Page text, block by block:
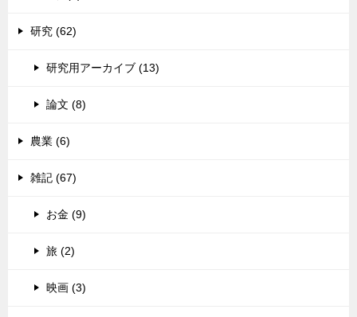
研究 (62)
研究用アーカイブ (13)
論文 (8)
農業 (6)
雑記 (67)
お金 (9)
旅 (2)
映画 (3)